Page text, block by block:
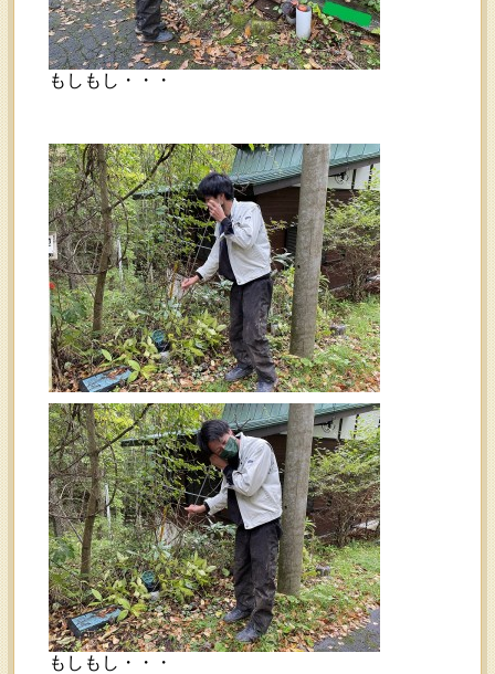
もしもし・・・
もしもし・・・